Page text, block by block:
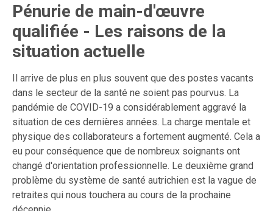
Pénurie de main-d'œuvre
qualifiée - Les raisons de la
situation actuelle
Il arrive de plus en plus souvent que des postes vacants
dans le secteur de la santé ne soient pas pourvus. La
pandémie de COVID-19 a considérablement aggravé la
situation de ces dernières années. La charge mentale et
physique des collaborateurs a fortement augmenté. Cela a
eu pour conséquence que de nombreux soignants ont
changé d'orientation professionnelle. Le deuxième grand
problème du système de santé autrichien est la vague de
retraites qui nous touchera au cours de la prochaine